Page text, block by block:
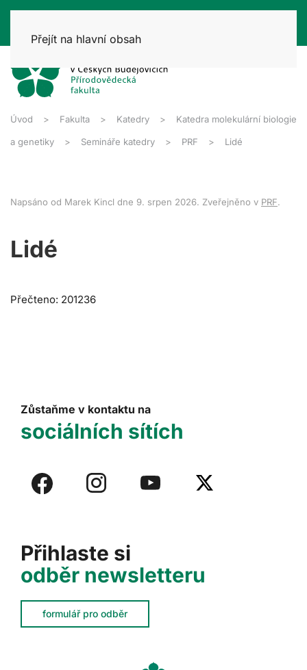
Přejít na hlavní obsah
Úvod Fakulta Katedry Katedra molekulární biologie
a genetiky Semináře katedry PRF Lidé
Napsáno od Marek Kincl dne 9. srpen 2026. Zveřejněno v PRF.
Lidé
Přečteno: 201236
Přihlaste si
odběr newsletteru
formulář pro odběr
Zůstaňme v kontaktu na
sociálních sítích